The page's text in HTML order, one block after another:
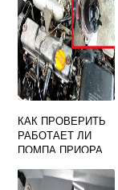
КАК ПРОВЕРИТЬ
РАБОТАЕТ ЛИ
ПОМПА ПРИОРА